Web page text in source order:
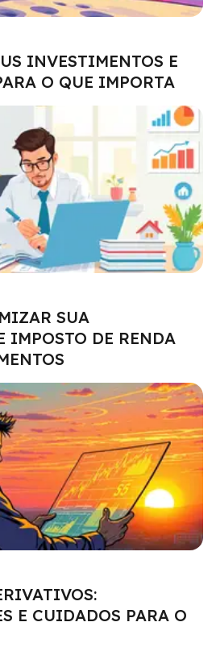
INVESTIMENTOS E
O QUE IMPORTA
SUA
IMPOSTO DE RENDA
E CUIDADOS PARA O